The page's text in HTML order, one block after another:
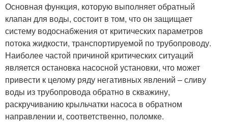
Основная функция, которую выполняет обратный
клапан для воды, состоит в том, что он защищает
систему водоснабжения от критических параметров
потока жидкости, транспортируемой по трубопроводу.
Наиболее частой причиной критических ситуаций
является остановка насосной установки, что может
привести к целому ряду негативных явлений – сливу
воды из трубопровода обратно в скважину,
раскручиванию крыльчатки насоса в обратном
направлении и, соответственно, поломке.